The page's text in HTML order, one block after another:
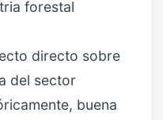
forestal
directo sobre
del sector
buena